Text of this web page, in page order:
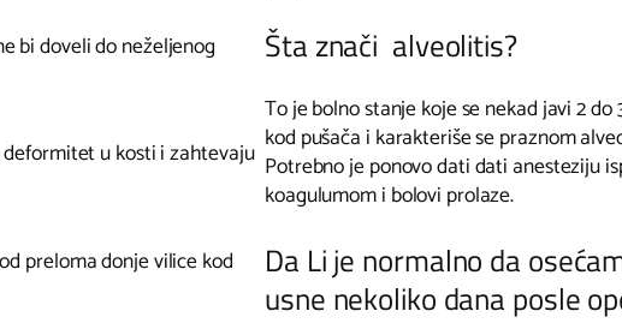
bi doveli do neželjenog
u kosti i zahtevaju
preloma donje vilice kod
Šta znači alveolitis?
To je bolno stanje koje se nekad javi 2
kod pušača i karakteriše se praznom
Potrebno je ponovo dati dati anesteziju
koagulumom i bolovi prolaze.
Da Li je normalno da
usne nekoliko dana posle